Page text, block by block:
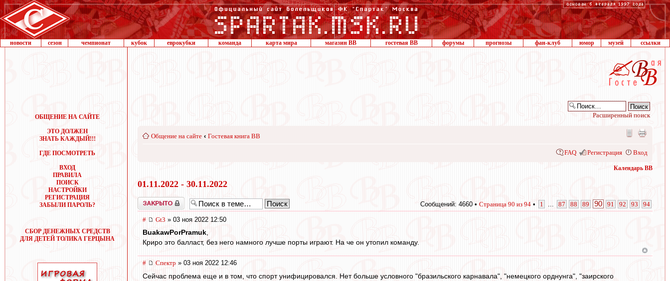
новости сезон чемпионат кубок еврокубки команда карта мира магазин ВВ гостевая ВВ форумы прогнозы фан-клуб юмор музей ссылки
ОБЩЕНИЕ НА САЙТЕ
ЭТО ДОЛЖЕН
ЗНАТЬ КАЖДЫЙ!!!
ГДЕ ПОСМОТРЕТЬ
ВХОД
ПРАВИЛА
ПОИСК
НАСТРОЙКИ
РЕГИСТРАЦИЯ
ЗАБЫЛИ ПАРОЛЬ?
СБОР ДЕНЕЖНЫХ СРЕДСТВ
ДЛЯ ДЕТЕЙ ТОЛИКА ГЕРЦЫНА
Расширенный поиск
Общение на сайте ‹ Гостевая книга ВВ
FAQ Регистрация Вход
Календарь ВВ
01.11.2022 - 30.11.2022
Закрыто Сообщений: 4660 • Страница 90 из 94 • 1 87 88 89 90 91 92 93 94
# Gt3 » 03 ноя 2022 12:50
BuakawPorPramuk,
Криро это балласт, без него намного лучше порты играют. На че он утопил команду.
# Спектр » 03 ноя 2022 12:46
Сейчас проблема еще и в том, что спорт унифицировался. Нет больше условного "бразильского карнавала", "немецкого орднунга", "заирского